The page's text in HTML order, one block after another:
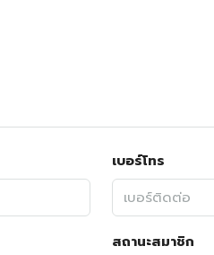
เบอร์โทร
สถานะสมาชิก